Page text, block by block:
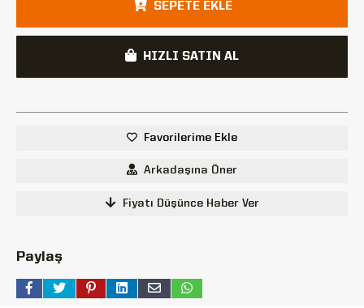
SEPETE EKLE
HIZLI SATIN AL
Favorilerime Ekle
Arkadaşına Öner
Fiyatı Düşünce Haber Ver
Paylaş